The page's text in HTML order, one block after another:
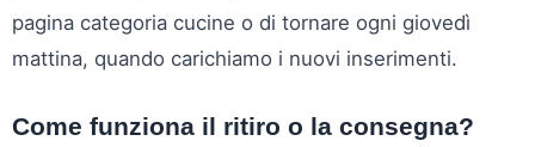
pagina categoria cucine o di tornare ogni giovedì
mattina, quando carichiamo i nuovi inserimenti.
Come funziona il ritiro o la consegna?